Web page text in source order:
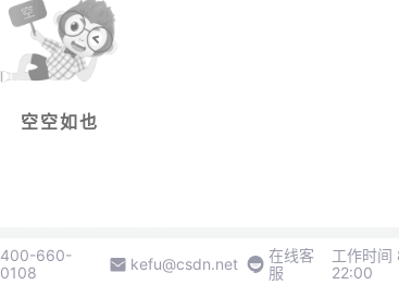
空空如也
400-660-
0108
kefu@csdn.net
在线客
服
工作时
22:00